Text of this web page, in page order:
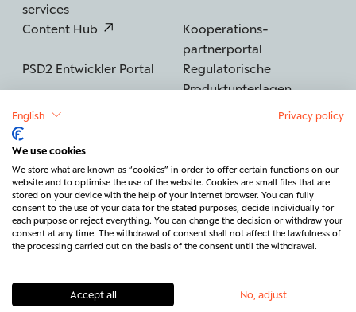
services
Content Hub
Kooperations­
partnerportal
PSD2 Entwickler Portal
Regulatorische
Produktunterlagen
Datenschutz Sicherheit Barrierefreiheit
Rechtliches & Regulatorik
Vertrag widerrufen Kontakt
English Privacy policy
We use cookies
We store what are known as “cookies” in order to offer certain functions on our
website and to optimise the use of the website. Cookies are small files that are
stored on your device with the help of your internet browser. You can fully
consent to the use of your data for the stated purposes, decide individually for
each purpose or reject everything. You can change the decision or withdraw your
consent at any time. The withdrawal of consent shall not affect the lawfulness of
the processing carried out on the basis of the consent until the withdrawal.
Accept all No, adjust